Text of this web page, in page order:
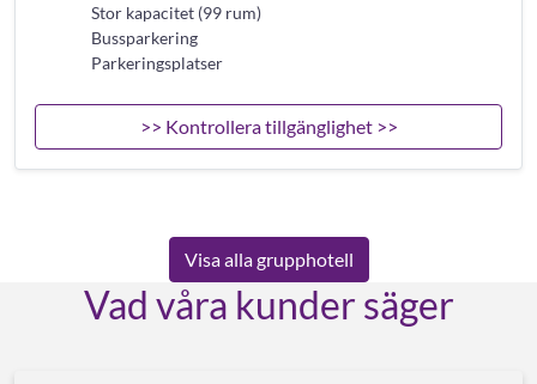
Stor kapacitet (99 rum)
Bussparkering
Parkeringsplatser
>> Kontrollera tillgänglighet >>
Visa alla grupphotell
Vad våra kunder säger